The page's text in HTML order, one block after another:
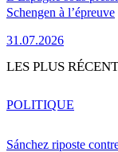
Schengen à l’épreuve
31.07.2026
LES PLUS
Sánchez riposte
POLITIQUE